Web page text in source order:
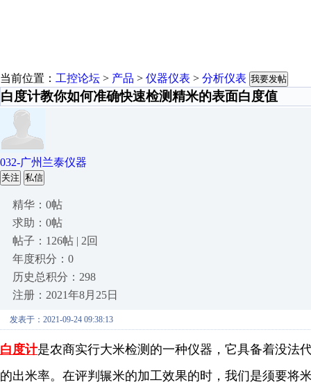
当前位置： 工控论坛 > 产品 > 仪器仪表 > 分析仪表 我要发帖
白度计教你如何准确快速检测精米的表面白度值
032-广州兰泰仪器
关注 私信
精华：0帖
求助：0帖
帖子：126帖 | 2回
年度积分：0
历史总积分：298
注册：2021年8月25日
发表于：2021-09-24 09:38:13
白度计是农商实行大米检测的一种仪器，它具备着没法
的出米率。在评判辗米的加工效果的时，我们是须要将